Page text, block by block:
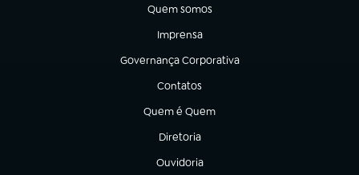
Quem somos
(abre em nova aba)
Imprensa
(abre em nova aba)
Governança Corporativa
(abre em nova aba)
Contatos
(abre em nova aba)
Quem é Quem
(abre em nova aba)
Diretoria
(abre em nova aba)
Ouvidoria
(abre em nova aba)